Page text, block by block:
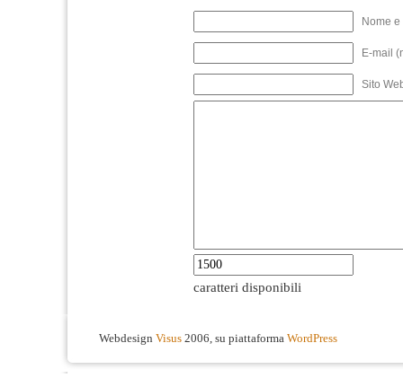
Nome
E-mail
Sito
caratteri disponibili
Webdesign Visus 2006, su piattaforma WordPress